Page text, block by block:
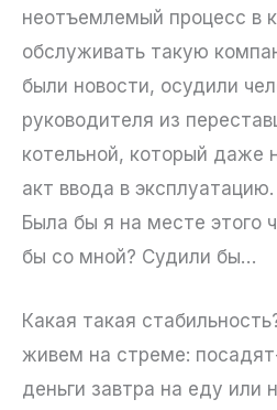
неотъемлемый процесс в
обслуживать такую
были новости, осудили
руководителя из
котельной, который даже
акт ввода в
Была бы я на месте этого
бы со мной? Судили бы…
Какая такая
живем на стреме:
деньги завтра на еду или